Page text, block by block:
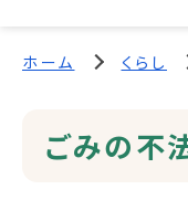
ホーム くらし
ごみの不